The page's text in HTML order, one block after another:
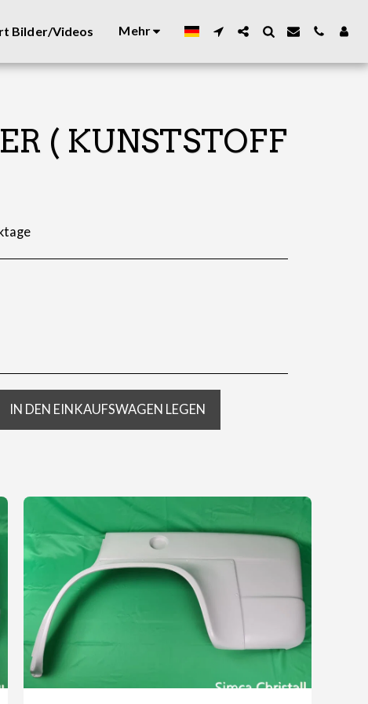
Bilder/Videos Mehr
( KUNSTSTOFF
IN DEN EINKAUFSWAGEN LEGEN